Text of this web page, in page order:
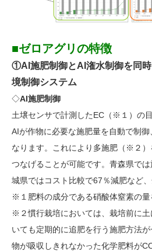
■ゼロアグリの特徴
①AI施肥制御とAI潅水制御を同
境制御システム
◇AI施肥制御
土壌センサで計測したEC（※１）の
AIが作物に必要な施肥量を自動で制
なります。これにより多施肥（※２
つなげることが可能です。青森県で
城県ではコスト比較で67％減肥など
※１肥料の成分である硝酸体窒素の
※２慣行栽培においては、栽培前に
いても定期的に追肥を行う施肥方法
物が吸収しきれなかった化学肥料が